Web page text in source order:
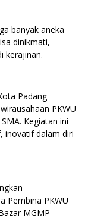
banyak aneka
dinikmati,
kerajinan.
Padang
PKWU
Kegiatan ini
inovatif dalam diri
Pembina PKWU
MGMP